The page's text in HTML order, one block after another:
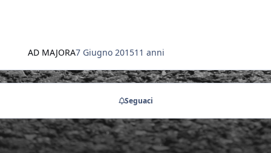
AD MAJORA7 Giugno 201511 anni
Seguaci